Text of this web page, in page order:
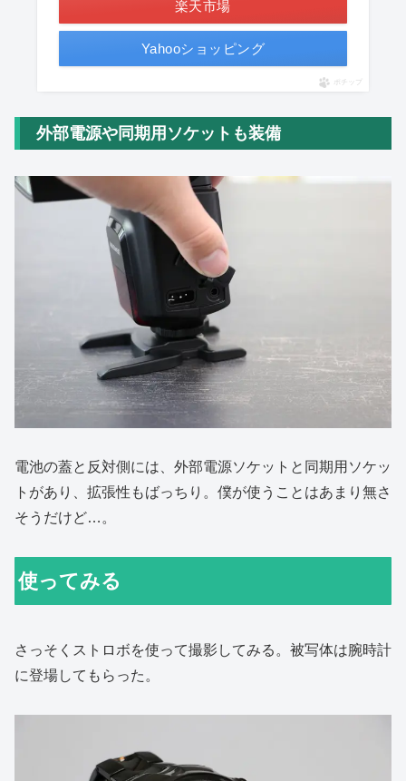
楽天市場
Yahooショッピング
ポチップ
外部電源や同期用ソケットも装備
電池の蓋と反対側には、外部電源ソケットと同期用ソケッ
トがあり、拡張性もばっちり。僕が使うことはあまり無さ
そうだけど…。
使ってみる
さっそくストロボを使って撮影してみる。被写体は腕時計
に登場してもらった。